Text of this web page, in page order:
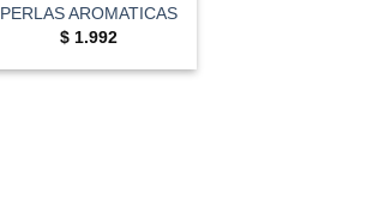
PERLAS AROMATICAS
$ 1.992